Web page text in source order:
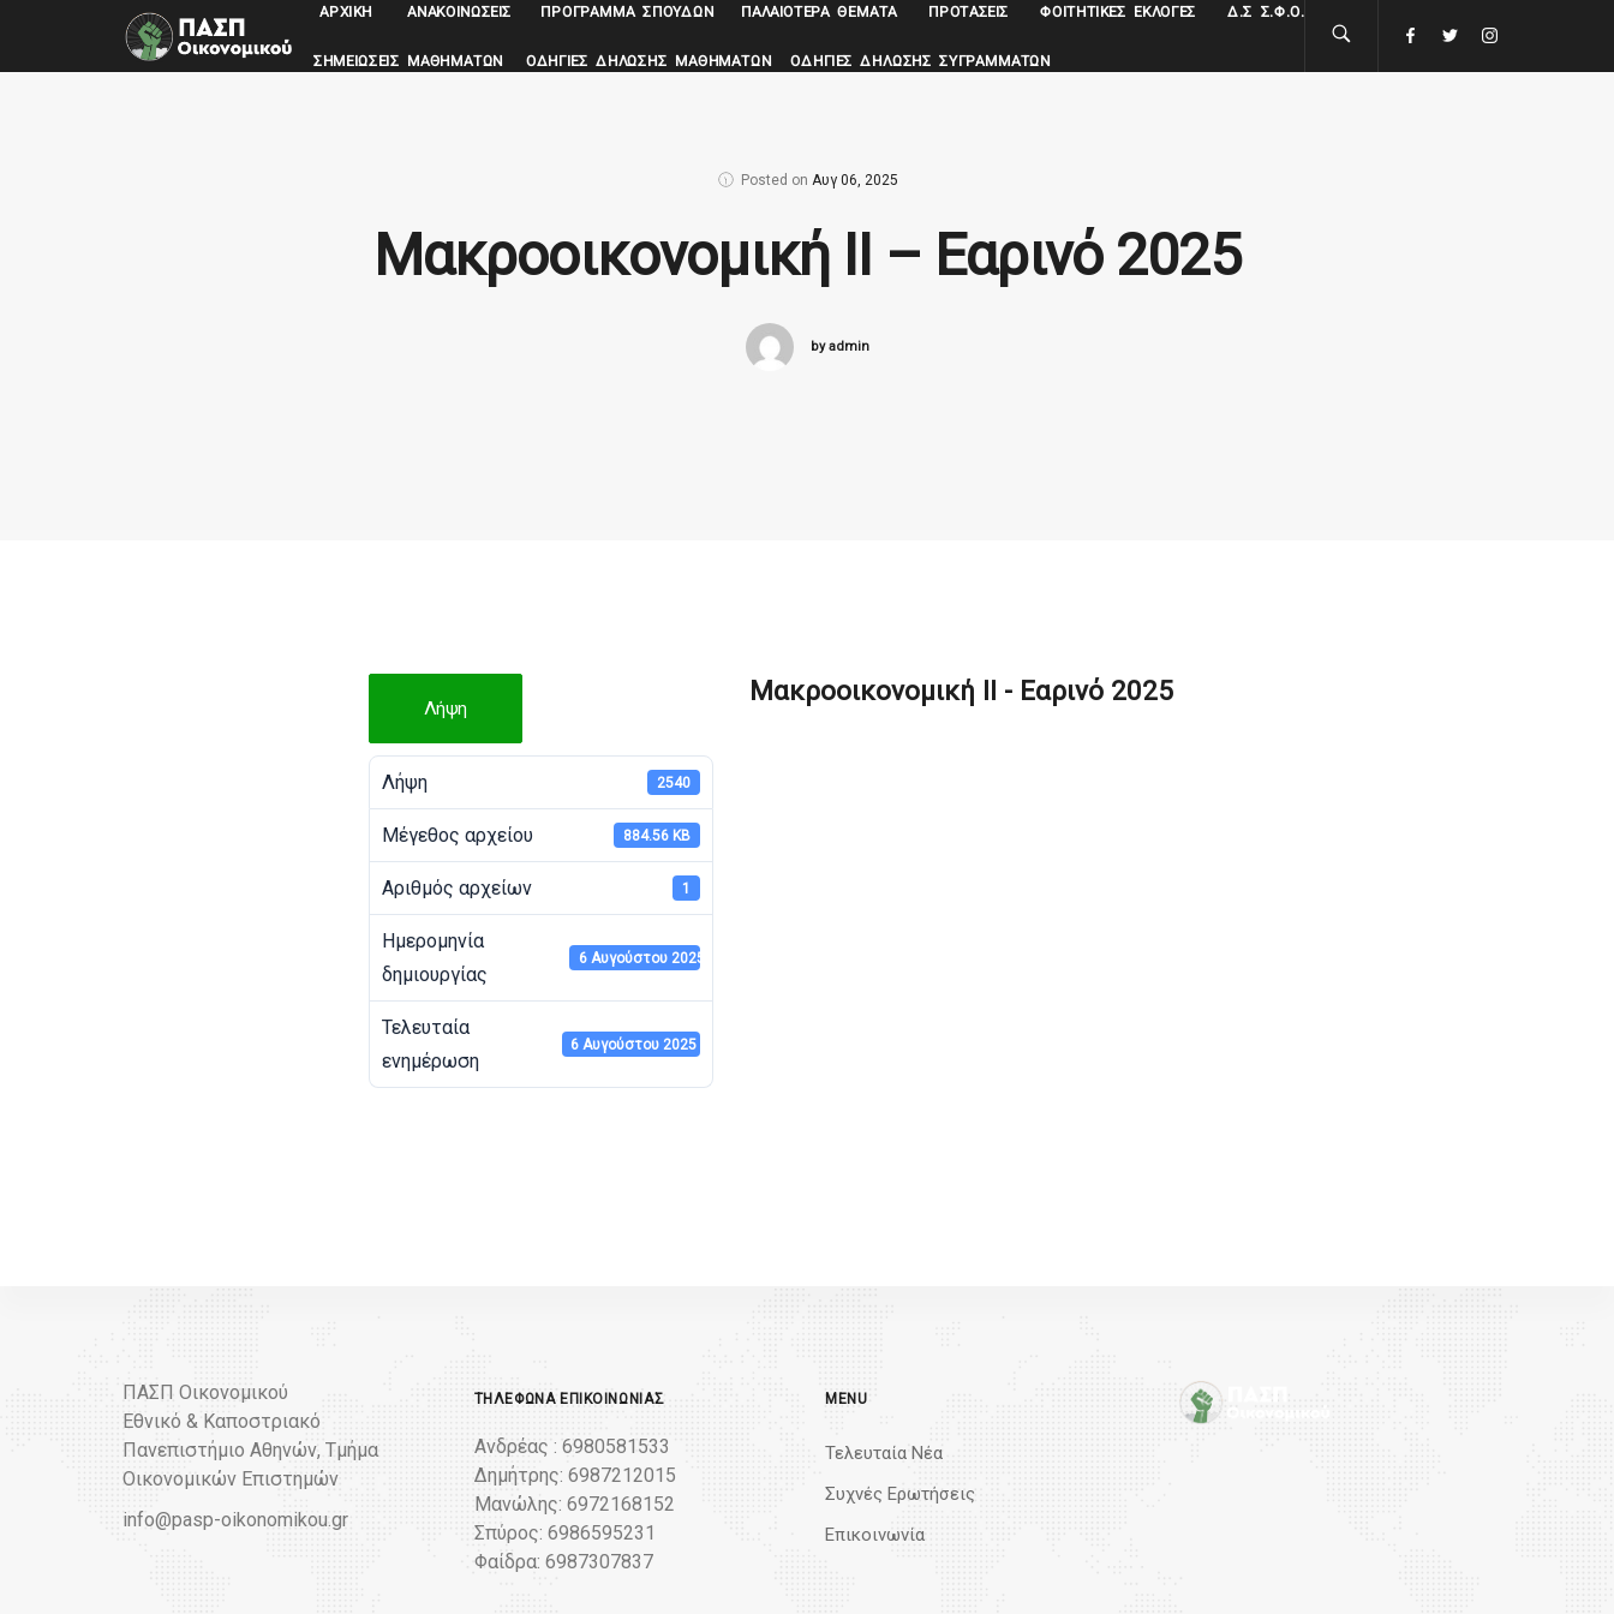
ΑΡΧΙΚΉ ΑΝΑΚΟΙΝΏΣΕΙΣ ΠΡΌΓΡΑΜΜΑ ΣΠΟΥΔΏΝ ΠΑΛΑΙΌΤΕΡΑ ΘΈΜΑΤΑ ΠΡΟΤΆΣΕΙΣ ΦΟΙΤΗΤΙΚΈΣ ΕΚΛΟΓΈΣ Δ.Σ Σ.Φ.Ο.
ΣΗΜΕΙΏΣΕΙΣ ΜΑΘΗΜΆΤΩΝ ΟΔΗΓΊΕΣ ΔΉΛΩΣΗΣ ΜΑΘΗΜΆΤΩΝ ΟΔΗΓΊΕΣ ΔΉΛΩΣΗΣ ΣΥΓΡΑΜΜΆΤΩΝ
Posted on Αυγ 06, 2025
Μακροοικονομική ΙΙ – Εαρινό 2025
by admin
Λήψη
Λήψη 2540
Μέγεθος αρχείου 884.56 KB
Αριθμός αρχείων 1
Ημερομηνία
δημιουργίας
6 Αυγούστου 2025
Τελευταία
ενημέρωση
6 Αυγούστου 2025
Μακροοικονομική ΙΙ - Εαρινό 2025
ΠΑΣΠ Οικονομικού
Εθνικό & Καποστριακό
Πανεπιστήμιο Αθηνών, Τμήμα
Οικονομικών Επιστημών
info@pasp-oikonomikou.gr
ΤΗΛΈΦΩΝΑ ΕΠΙΚΟΙΝΩΝΊΑΣ
Ανδρέας : 6980581533
Δημήτρης: 6987212015
Μανώλης: 6972168152
Σπύρος: 6986595231
Φαίδρα: 6987307837
MENU
Τελευταία Νέα
Συχνές Ερωτήσεις
Επικοινωνία